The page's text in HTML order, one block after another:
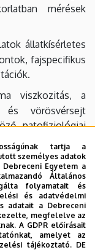
mérések
állatkísérletes
fajspecifikus
viszkozitás, a
és vörösvérsejt
patofiziológiai
során létrejövő
változások
tartja a
személyes adatok
Egyetem a
Általános
folyamatait és
és adatvédelmi
adatait a Debreceni
megfelelve az
A GDPR előírásait
amelyet az
tájékoztató. DE